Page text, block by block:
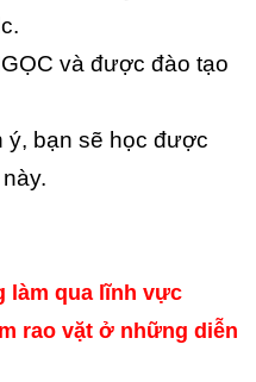
và được đào tạo
ý, bạn sẽ học được
làm qua lĩnh vực
rao vặt ở những diễn